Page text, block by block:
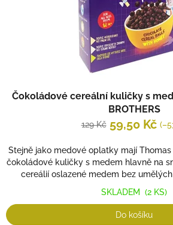
Čokoládové cereální kuličky s
BROTHERS
129 Kč 59,50 Kč
Stejně jako medové oplatky mají
čokoládové kuličky s medem hlavně na
cereálií oslazené medem bez
SKLADEM (2 KS)
Do košíku